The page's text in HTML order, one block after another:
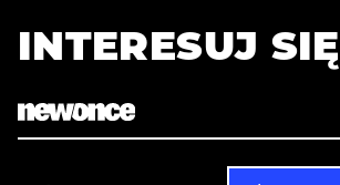
INTERESUJ